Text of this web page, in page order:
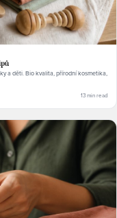
a děti. Bio kvalita, přírodní kosmetika,
13 min read